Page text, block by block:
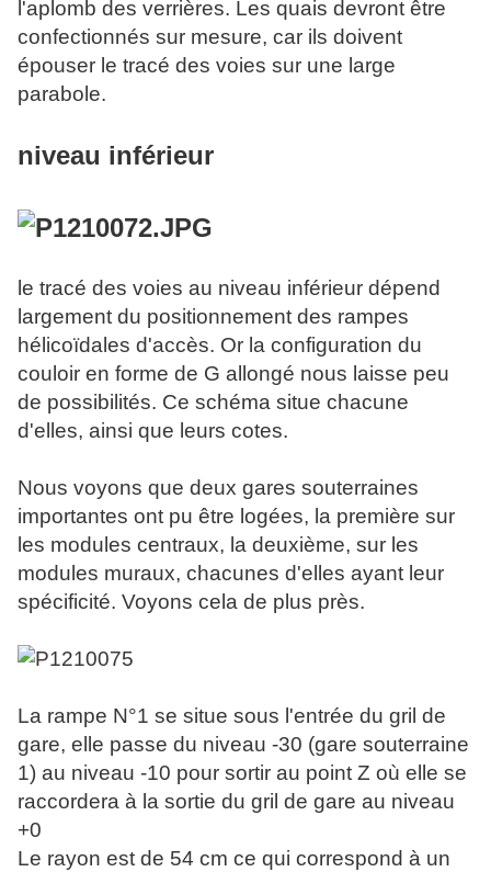
l'aplomb des verrières. Les quais devront être
confectionnés sur mesure, car ils doivent
épouser le tracé des voies sur une large
parabole.
niveau inférieur
le tracé des voies au niveau inférieur dépend
largement du positionnement des rampes
hélicoïdales d'accès. Or la configuration du
couloir en forme de G allongé nous laisse peu
de possibilités. Ce schéma situe chacune
d'elles, ainsi que leurs cotes.
Nous voyons que deux gares souterraines
importantes ont pu être logées, la première sur
les modules centraux, la deuxième, sur les
modules muraux, chacunes d'elles ayant leur
spécificité. Voyons cela de plus près.
La rampe N°1 se situe sous l'entrée du gril de
gare, elle passe du niveau -30 (gare souterraine
1) au niveau -10 pour sortir au point Z où elle se
raccordera à la sortie du gril de gare au niveau
+0
Le rayon est de 54 cm ce qui correspond à un